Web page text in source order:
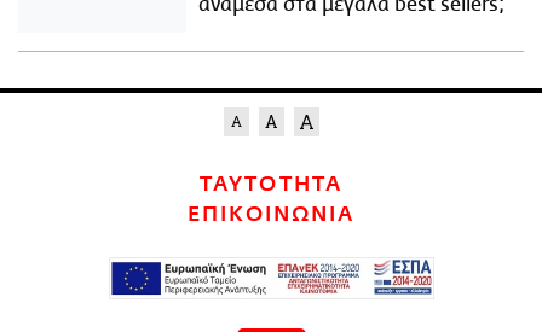
ανάμεσα στα μεγάλα best sellers;
ΤΑΥΤΟΤΗΤΑ
ΕΠΙΚΟΙΝΩΝΙΑ